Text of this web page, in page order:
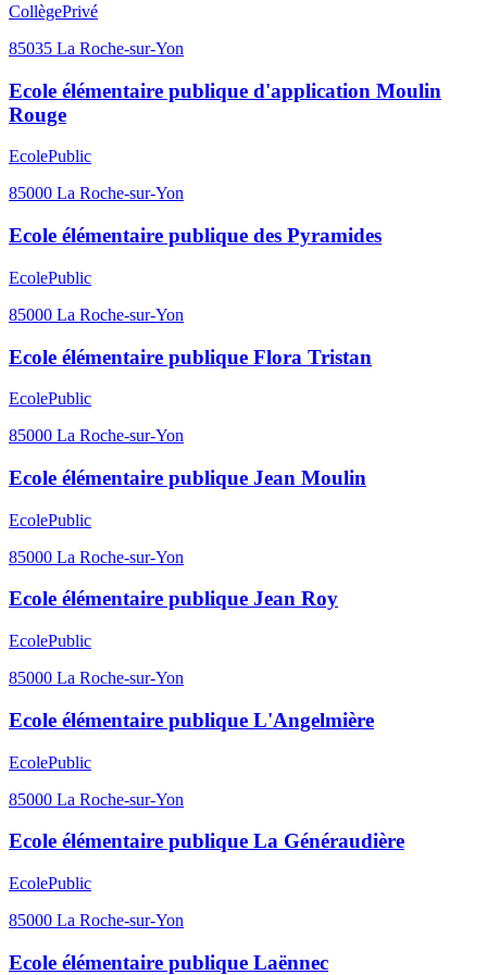
CollègePrivé
85035 La Roche-sur-Yon
Ecole élémentaire publique d'application Moulin
Rouge
EcolePublic
85000 La Roche-sur-Yon
Ecole élémentaire publique des Pyramides
EcolePublic
85000 La Roche-sur-Yon
Ecole élémentaire publique Flora Tristan
EcolePublic
85000 La Roche-sur-Yon
Ecole élémentaire publique Jean Moulin
EcolePublic
85000 La Roche-sur-Yon
Ecole élémentaire publique Jean Roy
EcolePublic
85000 La Roche-sur-Yon
Ecole élémentaire publique L'Angelmière
EcolePublic
85000 La Roche-sur-Yon
Ecole élémentaire publique La Généraudière
EcolePublic
85000 La Roche-sur-Yon
Ecole élémentaire publique Laënnec